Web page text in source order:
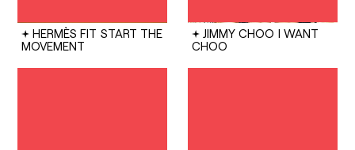
HERMÈS FIT START THE
MOVEMENT
JIMMY CHOO I WANT
CHOO